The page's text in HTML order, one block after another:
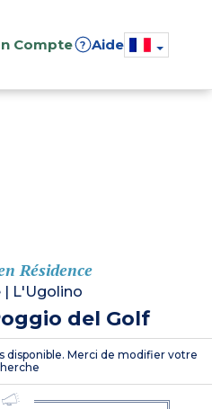
Compte ? Aide
Résidence
L'Ugolino
del Golf
disponible. Merci de modifier votre